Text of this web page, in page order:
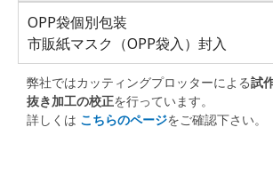
OPP袋個別包装
市販紙マスク（OPP袋入）封入
弊社ではカッティングプロッターによる試
抜き加工の校正を行っています。
詳しくは こちらのページをご確認下さい。